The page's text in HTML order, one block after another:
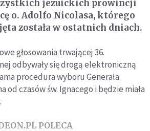
jezuickich prowincji
o. Adolfo Nicolasa, którego
została w ostatnich dniach.
głosowania trwającej 36.
odbywały się drogą elektroniczną
procedura wyboru Generała
od czasów św. Ignacego i będzie miała
POLECA